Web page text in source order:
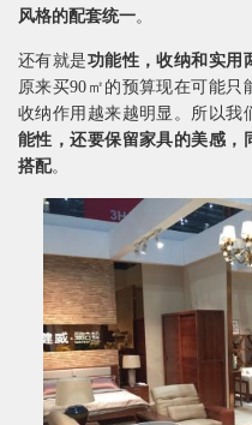
风格的配套统一。
还有就是功能性，收纳和实用
原来买90㎡的预算现在可能只
收纳作用越来越明显。所以我
能性，还要保留家具的美感，
搭配。